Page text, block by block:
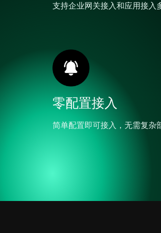
支持企业网关接入和应用接入
零配置接入
简单配置即可接入，无需复杂